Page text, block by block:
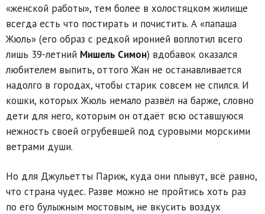
«женской работы», тем более в холостяцком жилище
всегда есть что постирать и почистить. А «папаша
Жюль» (его образ с редкой иронией воплотил всего
лишь 39-летний Мишель Симон) вдобавок оказался
любителем выпить, оттого Жан не останавливается
надолго в городах, чтобы старик совсем не спился. И
кошки, которых Жюль немало развёл на барже, словно
дети для него, которым он отдаёт всю оставшуюся
нежность своей огрубевшей под суровыми морскими
ветрами души.
Но для Джульетты Париж, куда они плывут, всё равно,
что страна чудес. Разве можно не пройтись хоть раз
по его булыжным мостовым, не вкусить воздух